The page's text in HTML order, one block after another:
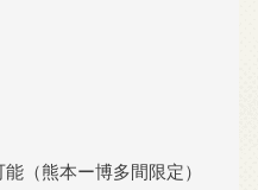
（熊本ー博多間限定）